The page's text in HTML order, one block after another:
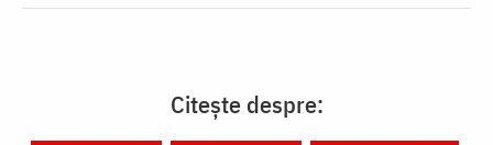
Citește despre: